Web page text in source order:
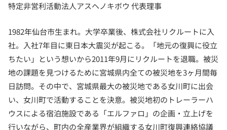
特定非営利活動法人アスヘノキボウ 代表理事
1982年仙台市生まれ。大学卒業後、株式会社リクルートに入
社。入社7年目に東日本大震災が起こる。「地元の復興に役立
ちたい」という想いから2011年9月にリクルートを退職。被災
地の課題を見つけるために宮城県内全ての被災地を3ヶ月間毎
日訪問。その中で、宮城県最大の被災地である女川町に出会
い、女川町で活動することを決意。被災地初のトレーラーハ
ウスによる宿泊施設である「エルファロ」の企画・立上げを
行いながら、町内の全産業界が組織する女川町復興連絡協議